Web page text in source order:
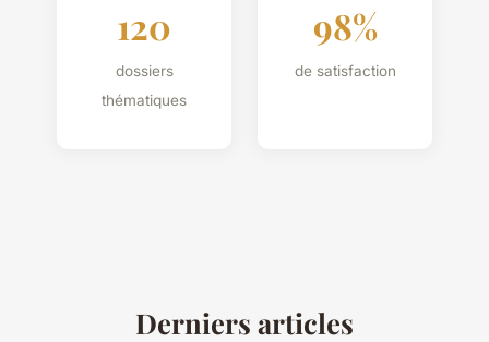
120
dossiers
thématiques
98%
de satisfaction
Derniers articles